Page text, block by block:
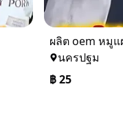
นครปฐม
฿25